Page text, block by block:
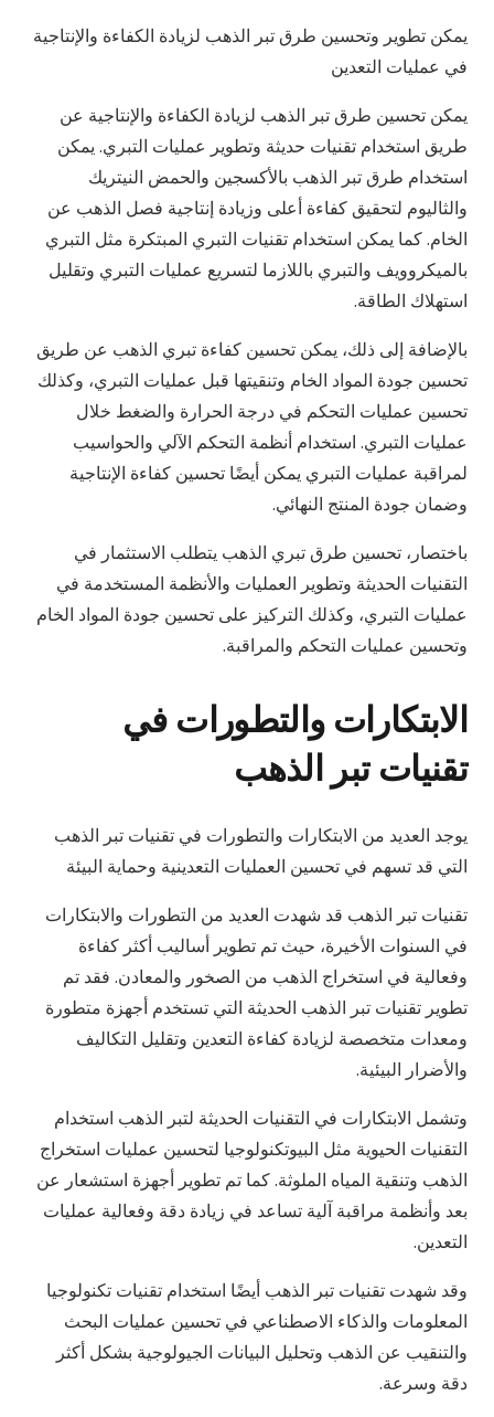
يمكن تطوير وتحسين طرق تبر الذهب لزيادة الكفاءة والإنتاجية
في عمليات التعدين
يمكن تحسين طرق تبر الذهب لزيادة الكفاءة والإنتاجية عن
طريق استخدام تقنيات حديثة وتطوير عمليات التبري. يمكن
استخدام طرق تبر الذهب بالأكسجين والحمض النيتريك
والثاليوم لتحقيق كفاءة أعلى وزيادة إنتاجية فصل الذهب عن
الخام. كما يمكن استخدام تقنيات التبري المبتكرة مثل التبري
بالميكروويف والتبري باللازما لتسريع عمليات التبري وتقليل
استهلاك الطاقة.
بالإضافة إلى ذلك، يمكن تحسين كفاءة تبري الذهب عن طريق
تحسين جودة المواد الخام وتنقيتها قبل عمليات التبري، وكذلك
تحسين عمليات التحكم في درجة الحرارة والضغط خلال
عمليات التبري. استخدام أنظمة التحكم الآلي والحواسيب
لمراقبة عمليات التبري يمكن أيضًا تحسين كفاءة الإنتاجية
وضمان جودة المنتج النهائي.
باختصار، تحسين طرق تبري الذهب يتطلب الاستثمار في
التقنيات الحديثة وتطوير العمليات والأنظمة المستخدمة في
عمليات التبري، وكذلك التركيز على تحسين جودة المواد الخام
وتحسين عمليات التحكم والمراقبة.
الابتكارات والتطورات في
تقنيات تبر الذهب
يوجد العديد من الابتكارات والتطورات في تقنيات تبر الذهب
التي قد تسهم في تحسين العمليات التعدينية وحماية البيئة
تقنيات تبر الذهب قد شهدت العديد من التطورات والابتكارات
في السنوات الأخيرة، حيث تم تطوير أساليب أكثر كفاءة
وفعالية في استخراج الذهب من الصخور والمعادن. فقد تم
تطوير تقنيات تبر الذهب الحديثة التي تستخدم أجهزة متطورة
ومعدات متخصصة لزيادة كفاءة التعدين وتقليل التكاليف
والأضرار البيئية.
وتشمل الابتكارات في التقنيات الحديثة لتبر الذهب استخدام
التقنيات الحيوية مثل البيوتكنولوجيا لتحسين عمليات استخراج
الذهب وتنقية المياه الملوثة. كما تم تطوير أجهزة استشعار عن
بعد وأنظمة مراقبة آلية تساعد في زيادة دقة وفعالية عمليات
التعدين.
وقد شهدت تقنيات تبر الذهب أيضًا استخدام تقنيات تكنولوجيا
المعلومات والذكاء الاصطناعي في تحسين عمليات البحث
والتنقيب عن الذهب وتحليل البيانات الجيولوجية بشكل أكثر
دقة وسرعة.